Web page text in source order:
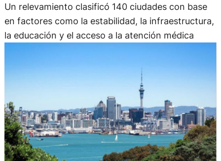
Un relevamiento clasificó 140 ciudades con base
en factores como la estabilidad, la infraestructura,
la educación y el acceso a la atención médica